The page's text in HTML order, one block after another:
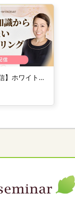
【アーカイブ配信】ホワイトニングの基礎知識から知っておきたい術前カウンセリング